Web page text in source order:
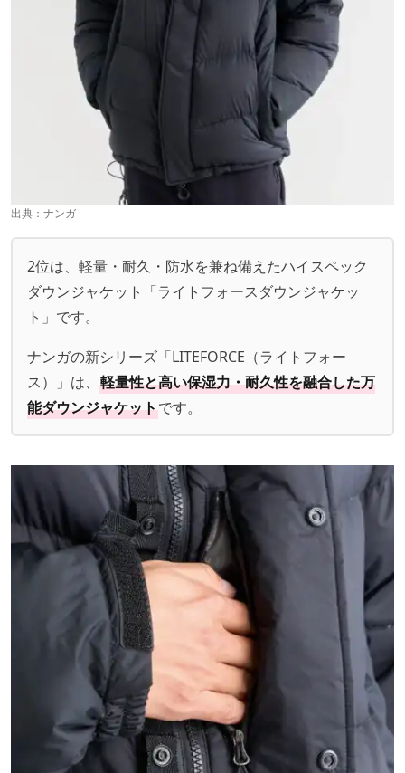
出典： ナンガ
2位は、軽量・耐久・防水を兼ね備えたハイスペック
ダウンジャケット「ライトフォースダウンジャケッ
ト」です。
ナンガの新シリーズ「LITEFORCE（ライトフォー
ス）」は、 軽量性と高い保湿力・耐久性を融合した万
能ダウンジャケットです。